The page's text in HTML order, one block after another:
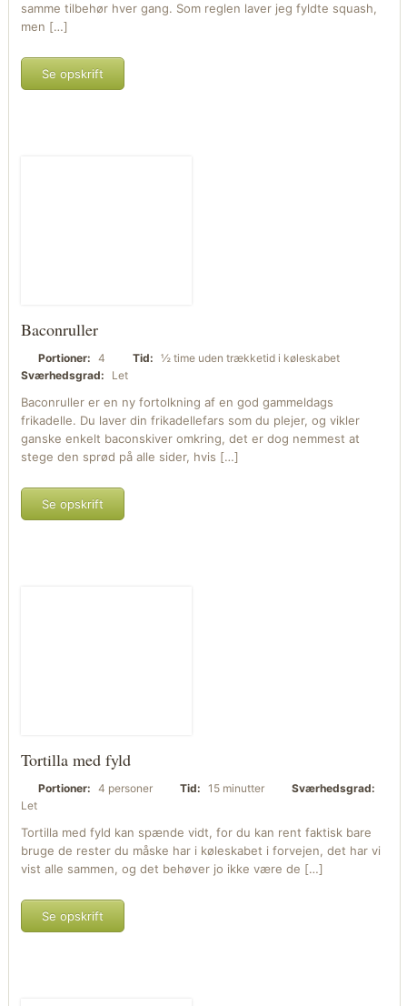
samme tilbehør hver gang. Som reglen laver jeg fyldte squash,
men […]
Se opskrift
Baconruller
Portioner: 4 Tid: ½ time uden trækketid i køleskabet
Sværhedsgrad:
Let
Baconruller er en ny fortolkning af en god gammeldags
frikadelle. Du laver din frikadellefars som du plejer, og vikler
ganske enkelt baconskiver omkring, det er dog nemmest at
stege den sprød på alle sider, hvis […]
Se opskrift
Tortilla med fyld
Portioner: 4 personer Tid: 15 minutter
Sværhedsgrad:
Let
Tortilla med fyld kan spænde vidt, for du kan rent faktisk bare
bruge de rester du måske har i køleskabet i forvejen, det har vi
vist alle sammen, og det behøver jo ikke være de […]
Se opskrift